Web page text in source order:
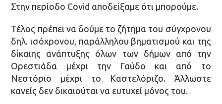
Στην περίοδο Covid αποδείξαμε ότι μπορούμε.
Τέλος πρέπει να δούμε το ζήτημα του σύγχρονου
δηλ. ισόχρονου, παράλληλου βηματισμού και της
δίκαιης ανάπτυξης όλων των δήμων από την
Ορεστιάδα μέχρι την Γαύδο και από το
Νεστόριο μέχρι το Καστελόριζο. Άλλωστε
κανείς δεν δικαιούται να ευτυχεί μόνος του.